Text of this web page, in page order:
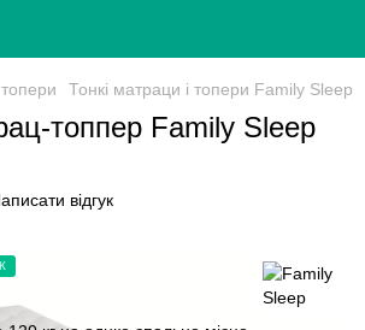
Тонкі матраци і топери Family Sleep
топпер Family Sleep
відгук